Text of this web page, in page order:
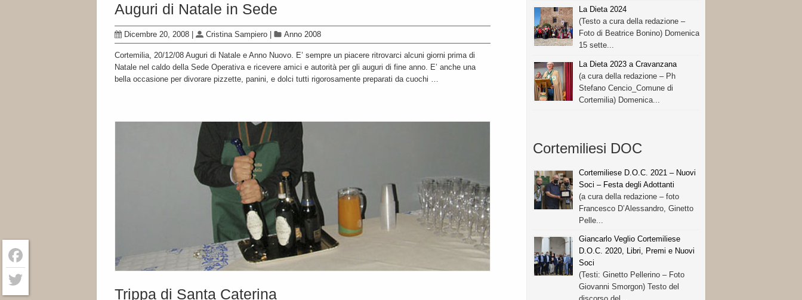
Auguri di Natale in Sede
Dicembre 20, 2008 Cristina Sampiero Anno 2008
Cortemilia, 20/12/08 Auguri di Natale e Anno Nuovo. E’ sempre un piacere ritrovarci alcuni giorni prima di
Natale nel caldo della Sede Operativa e ricevere amici e autorità per gli auguri di fine anno. E’ anche una
bella occasione per divorare pizzette, panini, e dolci tutti rigorosamente preparati da cuochi …
Trippa di Santa Caterina
La Dieta 2024
(Testo a cura della redazione –
Foto di Beatrice Bonino) Domenica
15 sette...
La Dieta 2023 a Cravanzana
(a cura della redazione – Ph
Stefano Cencio_Comune di
Cortemilia) Domenica...
Cortemiliesi DOC
Cortemiliese D.O.C. 2021 – Nuovi
Soci – Festa degli Adottanti
(a cura della redazione – foto
Francesco D’Alessandro, Ginetto
Pelle...
Giancarlo Veglio Cortemiliese
D.O.C. 2020, Libri, Premi e Nuovi
Soci
(Testi: Ginetto Pellerino – Foto
Giovanni Smorgon) Testo del
Facebook